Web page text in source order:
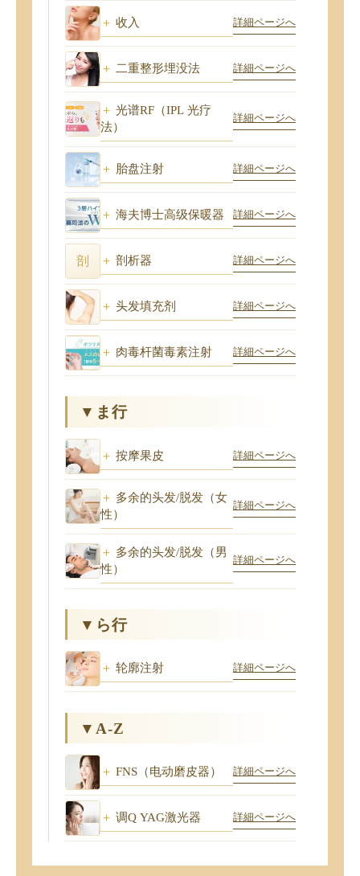
收入 詳細ページへ
二重整形埋没法 詳細ページへ
光谱RF（IPL 光疗
法）
詳細ページへ
胎盘注射 詳細ページへ
海夫博士高级保暖器 詳細ページへ
剖 剖析器 詳細ページへ
头发填充剂 詳細ページへ
肉毒杆菌毒素注射 詳細ページへ
▼ま行
按摩果皮 詳細ページへ
多余的头发/脱发（女
性）
詳細ページへ
多余的头发/脱发（男
性）
詳細ページへ
▼ら行
轮廓注射 詳細ページへ
▼A-Z
FNS（电动磨皮器） 詳細ページへ
调Q YAG激光器 詳細ページへ